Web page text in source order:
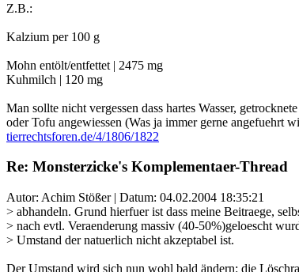
Z.B.:
Kalzium per 100 g
Mohn entölt/entfettet | 2475 mg
Kuhmilch | 120 mg
Man sollte nicht vergessen dass hartes Wasser,
oder Tofu angewiessen (Was ja immer gerne angefuehrt
tierrechtsforen.de/4/1806/1822
Re: Monsterzicke's Komplementaer-Thread
Autor: Achim Stößer | Datum: 04.02.2004 18:35:21
> abhandeln. Grund hierfuer ist dass meine Beitraege,
> nach evtl. Veraenderung massiv (40-50%)geloescht
> Umstand der natuerlich nicht akzeptabel ist.
Der Umstand wird sich nun wohl bald ändern: die